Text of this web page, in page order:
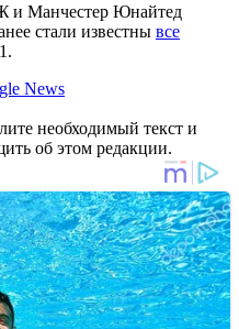
и Манчестер Юнайтед
стали известны все
News
необходимый текст и
об этом редакции.